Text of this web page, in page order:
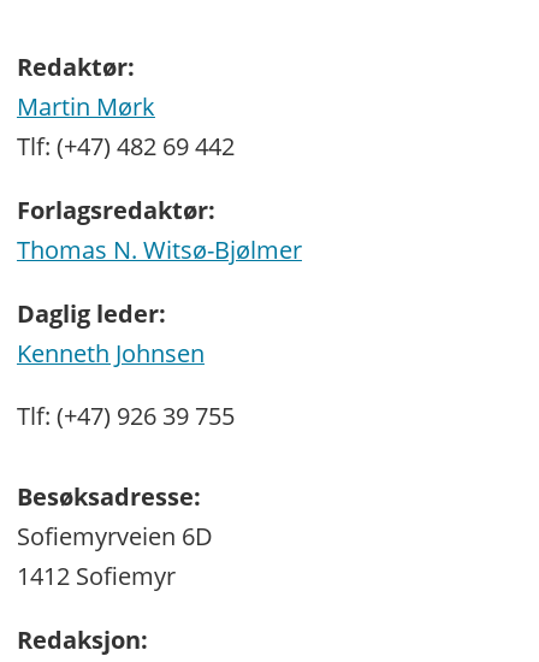
Redaktør:
Martin Mørk
Tlf: (+47) 482 69 442
Forlagsredaktør:
Thomas N. Witsø-Bjølmer
Daglig leder:
Kenneth Johnsen
Tlf: (+47) 926 39 755
Besøksadresse:
Sofiemyrveien 6D
1412 Sofiemyr
Redaksjon: